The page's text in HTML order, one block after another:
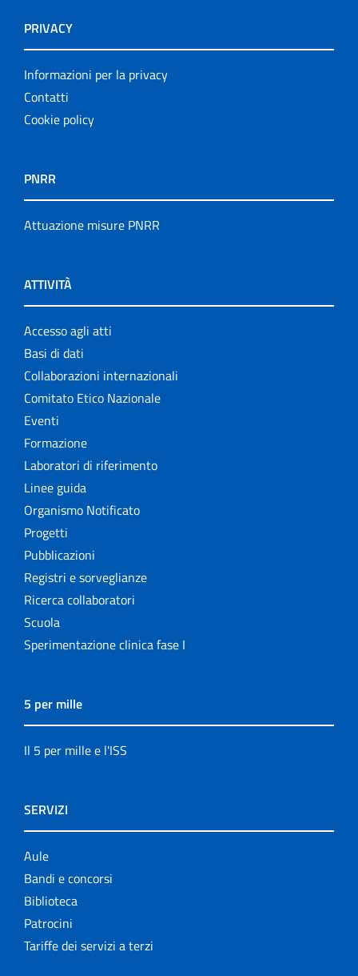
PRIVACY
Informazioni per la privacy
Contatti
Cookie policy
PNRR
Attuazione misure PNRR
ATTIVITÀ
Accesso agli atti
Basi di dati
Collaborazioni internazionali
Comitato Etico Nazionale
Eventi
Formazione
Laboratori di riferimento
Linee guida
Organismo Notificato
Progetti
Pubblicazioni
Registri e sorveglianze
Ricerca collaboratori
Scuola
Sperimentazione clinica fase I
5 per mille
Il 5 per mille e l'ISS
SERVIZI
Aule
Bandi e concorsi
Biblioteca
Patrocini
Tariffe dei servizi a terzi